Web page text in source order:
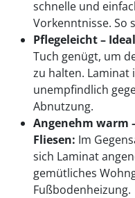
schnelle und
Vorkenntnisse. So
Pflegeleicht –
Tuch genügt, um
zu halten. Laminat
unempfindlich
Abnutzung.
Angenehm warm
Fliesen: Im
sich Laminat
gemütliches
Fußbodenheizung.